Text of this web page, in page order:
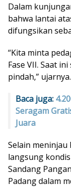
Dalam
bahwa lantai
difungsikan
“Kita minta
Fase VII. Saat
pindah,” ujarnya.
Baca juga:
Seragam
Juara
Selain meninjau
langsung
Sandang
Padang dalam